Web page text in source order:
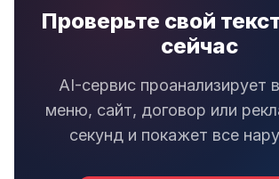
Проверьте свой
сейчас
AI-сервис проанализирует
меню, сайт, договор или
секунд и покажет все